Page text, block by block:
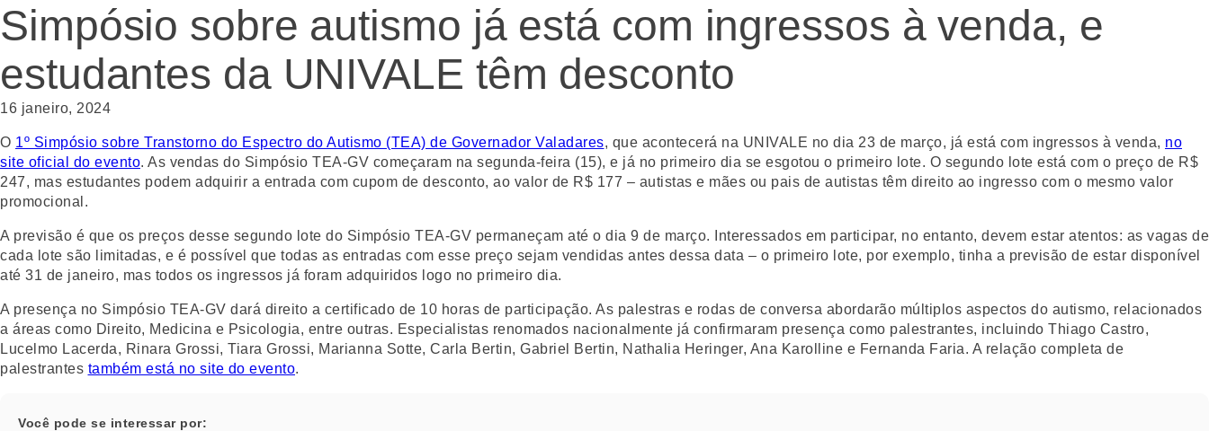
Simpósio sobre autismo já está com ingressos à venda, e
estudantes da UNIVALE têm desconto
16 janeiro, 2024
O 1º Simpósio sobre Transtorno do Espectro do Autismo (TEA) de Governador Valadares, que acontecerá na UNIVALE no dia 23 de março, já está com ingressos à venda, no
site oficial do evento. As vendas do Simpósio TEA-GV começaram na segunda-feira (15), e já no primeiro dia se esgotou o primeiro lote. O segundo lote está com o preço de R$
247, mas estudantes podem adquirir a entrada com cupom de desconto, ao valor de R$ 177 – autistas e mães ou pais de autistas têm direito ao ingresso com o mesmo valor
promocional.
A previsão é que os preços desse segundo lote do Simpósio TEA-GV permaneçam até o dia 9 de março. Interessados em participar, no entanto, devem estar atentos: as vagas de
cada lote são limitadas, e é possível que todas as entradas com esse preço sejam vendidas antes dessa data – o primeiro lote, por exemplo, tinha a previsão de estar disponível
até 31 de janeiro, mas todos os ingressos já foram adquiridos logo no primeiro dia.
A presença no Simpósio TEA-GV dará direito a certificado de 10 horas de participação. As palestras e rodas de conversa abordarão múltiplos aspectos do autismo, relacionados
a áreas como Direito, Medicina e Psicologia, entre outras. Especialistas renomados nacionalmente já confirmaram presença como palestrantes, incluindo Thiago Castro,
Lucelmo Lacerda, Rinara Grossi, Tiara Grossi, Marianna Sotte, Carla Bertin, Gabriel Bertin, Nathalia Heringer, Ana Karolline e Fernanda Faria. A relação completa de
palestrantes também está no site do evento.
Você pode se interessar por: